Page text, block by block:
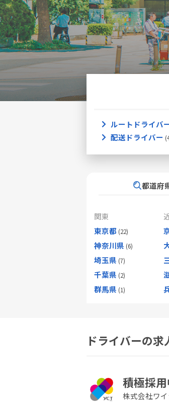
ルートドライバ
配送ドライバー
都道府
関東
東京都
神奈川県
埼玉県
千葉県
群馬県
ドライバーの求
積極採
株式会社ワ